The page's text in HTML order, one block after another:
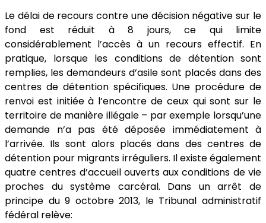
Le délai de recours contre une décision négative sur le
fond est réduit à 8 jours, ce qui limite
considérablement l’accès à un recours effectif. En
pratique, lorsque les conditions de détention sont
remplies, les demandeurs d’asile sont placés dans des
centres de détention spécifiques. Une procédure de
renvoi est initiée à l’encontre de ceux qui sont sur le
territoire de manière illégale – par exemple lorsqu’une
demande n’a pas été déposée immédiatement à
l’arrivée. Ils sont alors placés dans des centres de
détention pour migrants irréguliers. Il existe également
quatre centres d’accueil ouverts aux conditions de vie
proches du système carcéral. Dans un arrêt de
principe du 9 octobre 2013, le Tribunal administratif
fédéral relève: